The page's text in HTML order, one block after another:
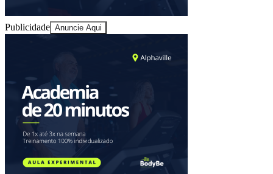
Ceará
Publicidade Anuncie Aqui